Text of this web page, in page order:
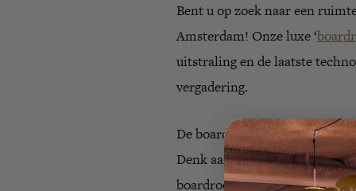
Bent u op zoek naar een
Amsterdam! Onze luxe ‘
uitstraling en de laatste
vergadering.
De boardroom van Met Hotel
Denk aan een audiovisueel
boardroom biedt zitplaatsen